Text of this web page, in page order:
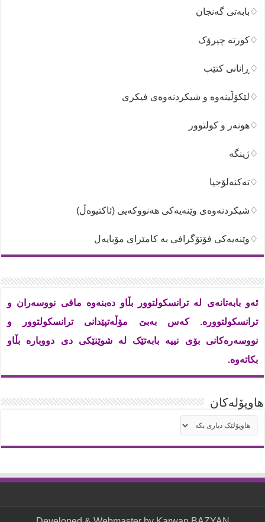
♢بابەتی گەنجان
♢کورتە چیرۆک
♢ڕانانی کتێب
♢لێکۆڵینەوە و شیکردنەوەی فیکری
♢هونەر و کولتوور
♢ژینگە
♢تەکنەلۆجیا
♢شیکردنەوەی وێنەیەکی هەنووکەیی (ئاکتیوەڵ)
♢وێنەیەکی فۆتۆگرافی بە کامێرای مۆبایەل
ئەو بابەتانەی لە ترانسکولتوور بڵاو دەبنەوە مافی نووسەران و
ترانسکولتوورە. کەس بەبێ مۆڵەتپێدانی ترانسکولتوور و
نووسەرەکانی بۆی نییە بابەتێک لە شوێنێکی دی دووبارە بڵاو
بکاتەوە.
هاوپۆله‌كان
هاوپۆله‌كان